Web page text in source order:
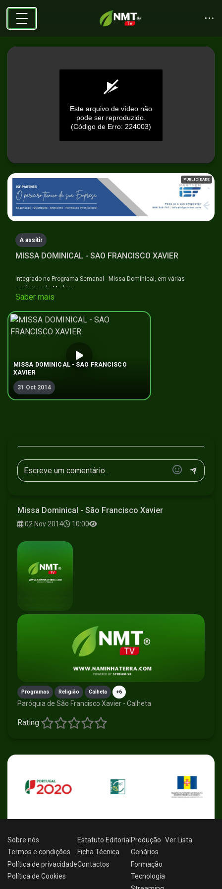
seconds
of
seconds
Este arquivo de vídeo não
pode ser reproduzido.
(Código de Erro: 224003)
PUBLICIDADE
A assitir
MISSA DOMINICAL - SAO FRANCISCO XAVIER
Integrado no Programa Semanal - Missa Dominical, em várias
paróquias da Madeira
Saber mais
MISSA DOMINICAL - SAO FRANCISCO
XAVIER
31 Oct 2014
Missa Dominical - São Francisco Xavier
02 Nov 2014 10:00
Programas Religião Calheta +6
Paróquia de São Francisco Xavier - Calheta
Rating:
Sobre nós
Termos e condições
Política de privacidade
Política de Cookies
Estatuto Editorial
Ficha Técnica
Contactos
Produção
Cenários
Formação
Tecnologia
Ver Lista